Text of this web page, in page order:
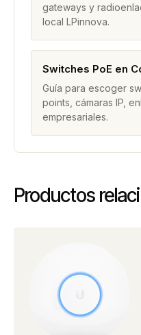
gateways y
local LPinnova.
Switches PoE en
Guía para escoger
points, cámaras IP,
empresariales.
Productos